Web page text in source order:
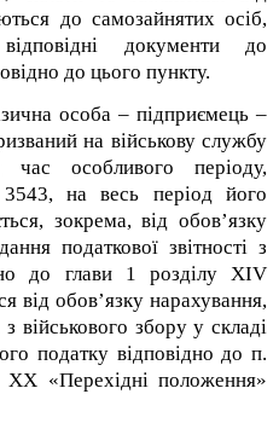
до самозайнятих осіб,
документи до
до цього пункту.
особа – підприємець –
на військову службу
час особливого періоду,
на весь період його
зокрема, від обов’язку
податкової звітності з
до глави 1 розділу XIV
від обов’язку нарахування,
військового збору у складі
податку відповідно до п.
ХХ «Перехідні положення»